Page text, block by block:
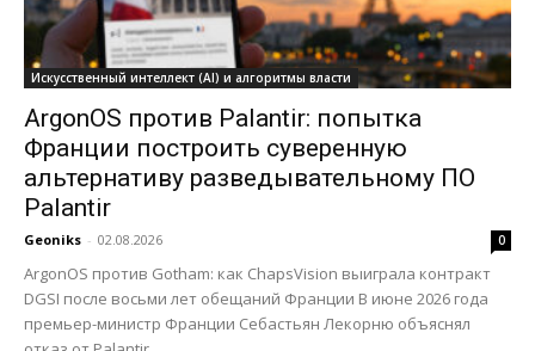
Искусственный интеллект (AI) и алгоритмы власти
ArgonOS против Palantir: попытка
Франции построить суверенную
альтернативу разведывательному ПО
Palantir
Geoniks - 02.08.2026 0
ArgonOS против Gotham: как ChapsVision выиграла контракт
DGSI после восьми лет обещаний Франции В июне 2026 года
премьер-министр Франции Себастьян Лекорню объяснял